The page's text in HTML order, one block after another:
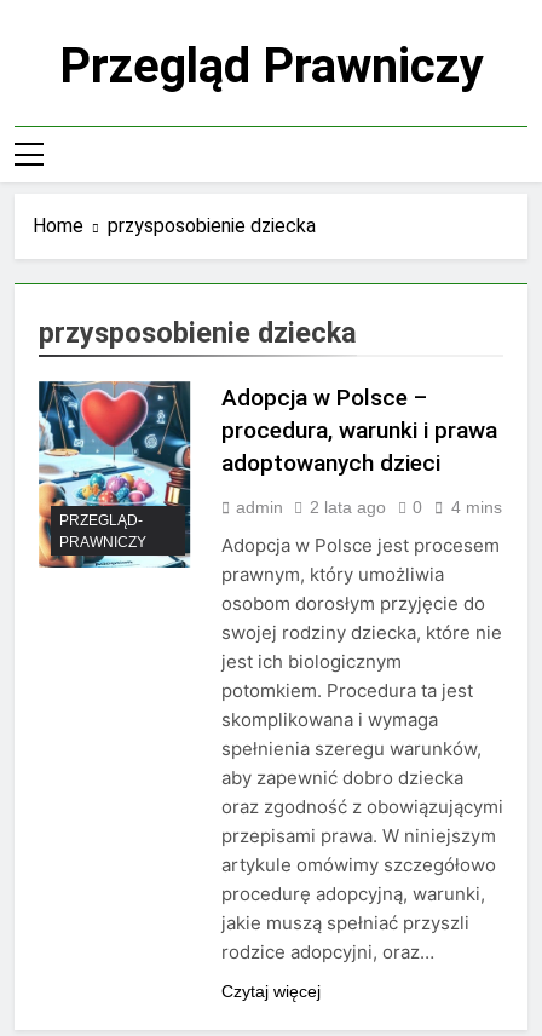
Przegląd Prawniczy
Home przysposobienie dziecka
przysposobienie dziecka
PRZEGLĄD-
PRAWNICZY
Adopcja w Polsce –
procedura, warunki i prawa
adoptowanych dzieci
admin 2 lata ago 0 4 mins
Adopcja w Polsce jest procesem
prawnym, który umożliwia
osobom dorosłym przyjęcie do
swojej rodziny dziecka, które nie
jest ich biologicznym
potomkiem. Procedura ta jest
skomplikowana i wymaga
spełnienia szeregu warunków,
aby zapewnić dobro dziecka
oraz zgodność z obowiązującymi
przepisami prawa. W niniejszym
artykule omówimy szczegółowo
procedurę adopcyjną, warunki,
jakie muszą spełniać przyszli
rodzice adopcyjni, oraz…
Czytaj więcej